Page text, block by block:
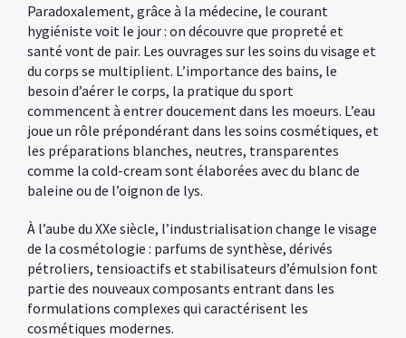
Paradoxalement, grâce à la médecine, le courant
hygiéniste voit le jour : on découvre que propreté et
santé vont de pair. Les ouvrages sur les soins du visage et
du corps se multiplient. L’importance des bains, le
besoin d’aérer le corps, la pratique du sport
commencent à entrer doucement dans les moeurs. L’eau
joue un rôle prépondérant dans les soins cosmétiques, et
les préparations blanches, neutres, transparentes
comme la cold-cream sont élaborées avec du blanc de
baleine ou de l’oignon de lys.
À l’aube du XXe siècle, l’industrialisation change le visage
de la cosmétologie : parfums de synthèse, dérivés
pétroliers, tensioactifs et stabilisateurs d’émulsion font
partie des nouveaux composants entrant dans les
formulations complexes qui caractérisent les
cosmétiques modernes.